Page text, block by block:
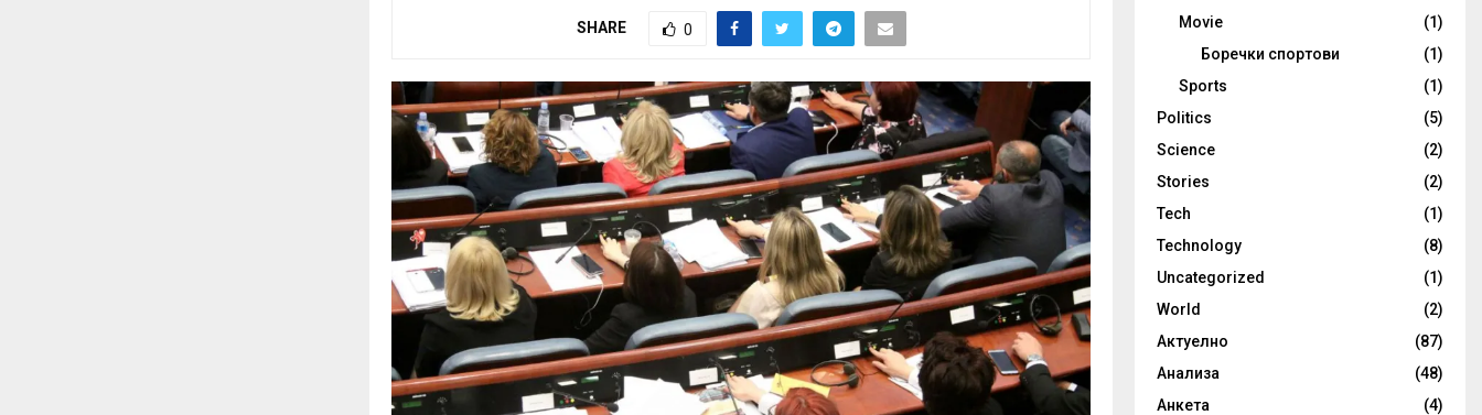
SHARE 0
Movie
(1)
Боречки спортови
(1)
Sports
(1)
Politics
(5)
Science
(2)
Stories
(2)
Tech
(1)
Technology
(8)
Uncategorized
(1)
World
(2)
Актуелно
(87)
Анализа
(48)
Анкета
(4)